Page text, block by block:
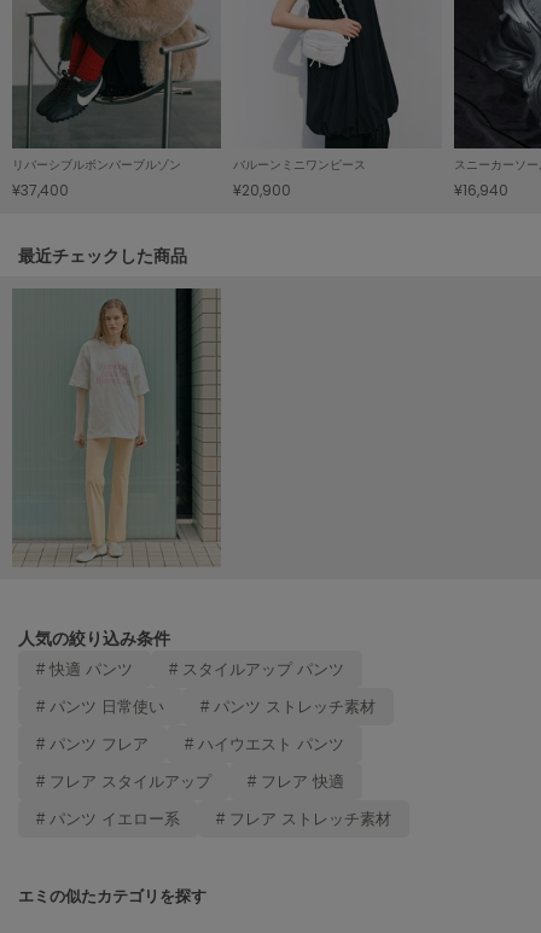
made of Organics
メイドオブオーガニクス
MICHU COQUETTE
MIESROHE
miies miim
ミラオーウェン
nezu
ネズ
ナイキ
NOWNS
リバーシブルボンバーブルゾン
¥37,400
バルーンミニワンピース
¥20,900
スニーカーソ
¥16,940
関連記事
最近チェックした商品
人気の絞り込み条件
# 快適 パンツ # スタイルアップ パンツ
# パンツ 日常使い # パンツ ストレッチ素材
# パンツ フレア # ハイウエスト パンツ
# フレア スタイルアップ # フレア 快適
# パンツ イエロー系 # フレア ストレッチ素材
エミの似たカテゴリを探す